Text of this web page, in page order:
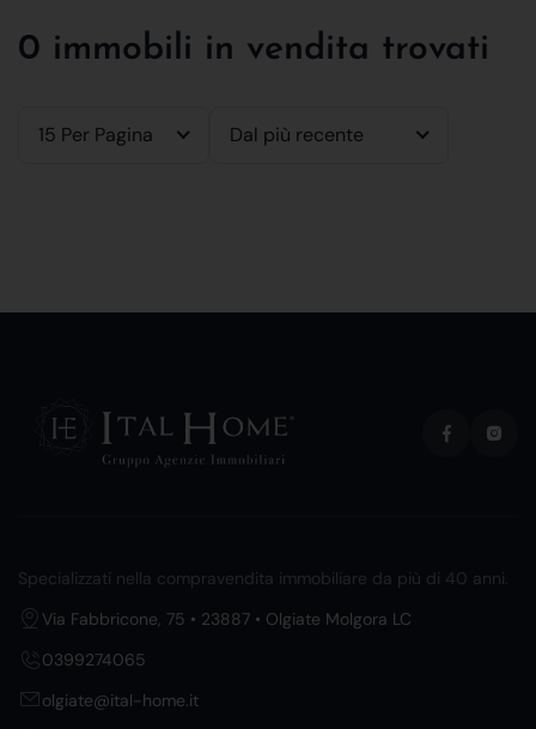
0 immobili in vendita trovati
15 Per Pagina Dal più recente
Specializzati nella compravendita immobiliare da più di 40 anni.
Via Fabbricone, 75 • 23887 • Olgiate Molgora LC
0399274065
olgiate@ital-home.it